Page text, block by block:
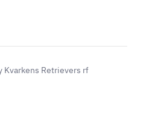
Kvarkens Retrievers rf